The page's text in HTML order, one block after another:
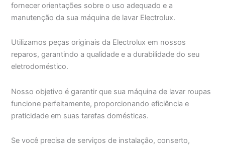
fornecer orientações sobre o uso adequado e a
manutenção da sua máquina de lavar Electrolux.
Utilizamos peças originais da Electrolux em nossos
reparos, garantindo a qualidade e a durabilidade do seu
eletrodoméstico.
Nosso objetivo é garantir que sua máquina de lavar roupas
funcione perfeitamente, proporcionando eficiência e
praticidade em suas tarefas domésticas.
Se você precisa de serviços de instalação, conserto,